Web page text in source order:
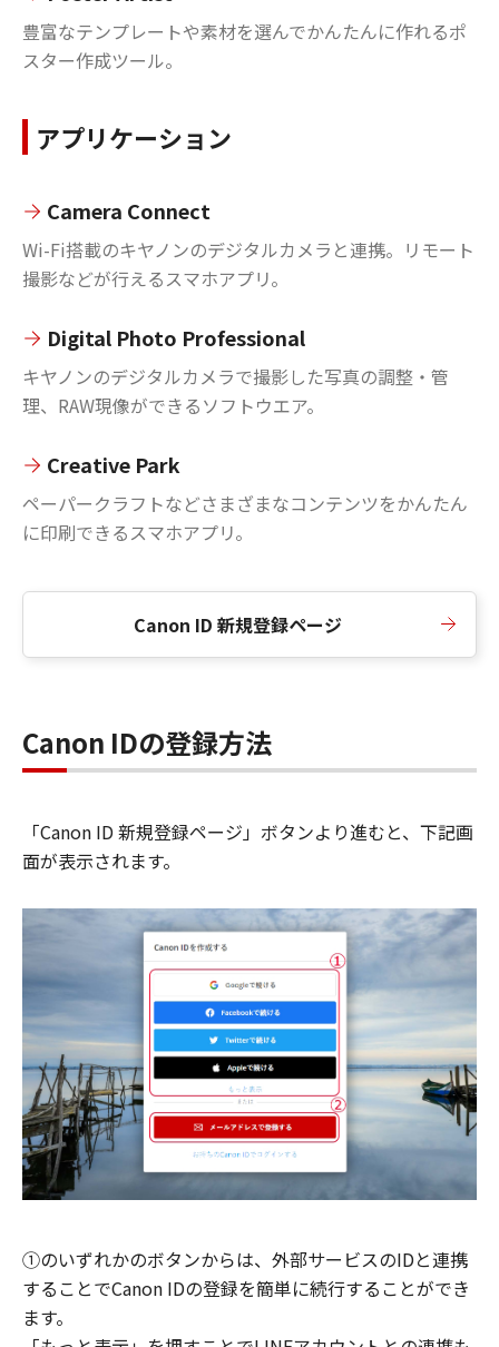
豊富なテンプレートや素材を選んでかんたんに作れるポ
スター作成ツール。
アプリケーション
Camera Connect
Wi-Fi搭載のキヤノンのデジタルカメラと連携。リモート
撮影などが行えるスマホアプリ。
Digital Photo Professional
キヤノンのデジタルカメラで撮影した写真の調整・管
理、RAW現像ができるソフトウエア。
Creative Park
ペーパークラフトなどさまざまなコンテンツをかんたん
に印刷できるスマホアプリ。
Canon ID 新規登録ページ
Canon IDの登録方法
「Canon ID 新規登録ページ」ボタンより進むと、下記画
面が表示されます。
①のいずれかのボタンからは、外部サービスのIDと連携
することでCanon IDの登録を簡単に続行することができ
ます。